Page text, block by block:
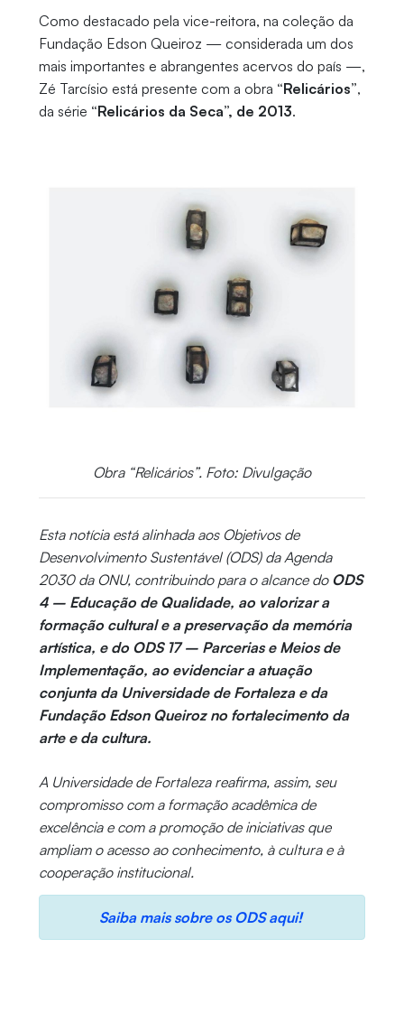
Como destacado pela vice-reitora, na coleção da
Fundação Edson Queiroz — considerada um dos
mais importantes e abrangentes acervos do país —,
Zé Tarcísio está presente com a obra “Relicários”,
da série “Relicários da Seca”, de 2013.
Obra “Relicários”. Foto: Divulgação
Esta notícia está alinhada aos Objetivos de
Desenvolvimento Sustentável (ODS) da Agenda
2030 da ONU, contribuindo para o alcance doODS
4 – Educação de Qualidade, ao valorizar a
formação cultural e a preservação da memória
artística, e do ODS 17 – Parcerias e Meios de
Implementação, ao evidenciar a atuação
conjunta da Universidade de Fortaleza e da
Fundação Edson Queiroz no fortalecimento da
arte e da cultura.
A Universidade de Fortaleza reafirma, assim, seu
compromisso com a formação acadêmica de
excelência e com a promoção de iniciativas que
ampliam o acesso ao conhecimento, à cultura e à
cooperação institucional.
Saiba mais sobre os ODS aqui!